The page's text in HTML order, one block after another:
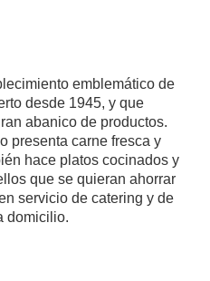
emblemático de
desde 1945, y que
abanico de productos.
presenta carne fresca y
hace platos cocinados y
que se quieran ahorrar
servicio de catering y de
domicilio.